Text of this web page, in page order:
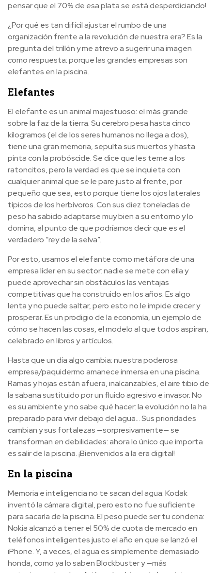
pensar que el 70% de esa plata se está desperdiciando!
¿Por qué es tan difícil ajustar el rumbo de una
organización frente a la revolución de nuestra era? Es la
pregunta del trillón y me atrevo a sugerir una imagen
como respuesta: porque las grandes empresas son
elefantes en la piscina.
Elefantes
El elefante es un animal majestuoso: el más grande
sobre la faz de la tierra. Su cerebro pesa hasta cinco
kilogramos (el de los seres humanos no llega a dos),
tiene una gran memoria, sepulta sus muertos y hasta
pinta con la probóscide. Se dice que les teme a los
ratoncitos, pero la verdad es que se inquieta con
cualquier animal que se le pare justo al frente, por
pequeño que sea, esto porque tiene los ojos laterales
típicos de los herbívoros. Con sus diez toneladas de
peso ha sabido adaptarse muy bien a su entorno y lo
domina, al punto de que podríamos decir que es el
verdadero “rey de la selva”.
Por esto, usamos el elefante como metáfora de una
empresa líder en su sector: nadie se mete con ella y
puede aprovechar sin obstáculos las ventajas
competitivas que ha construido en los años. Es algo
lenta y no puede saltar, pero esto no le impide crecer y
prosperar. Es un prodigio de la economía, un ejemplo de
cómo se hacen las cosas, el modelo al que todos aspiran,
celebrado en libros y artículos.
Hasta que un día algo cambia: nuestra poderosa
empresa/paquidermo amanece inmersa en una piscina.
Ramas y hojas están afuera, inalcanzables, el aire tibio de
la sabana sustituido por un fluido agresivo e invasor. No
es su ambiente y no sabe qué hacer: la evolución no la ha
preparado para vivir debajo del agua… Sus prioridades
cambian y sus fortalezas —sorpresivamente— se
transforman en debilidades: ahora lo único que importa
es salir de la piscina. ¡Bienvenidos a la era digital!
En la piscina
Memoria e inteligencia no te sacan del agua: Kodak
inventó la cámara digital, pero esto no fue suficiente
para sacarla de la piscina. El peso puede ser tu condena:
Nokia alcanzó a tener el 50% de cuota de mercado en
teléfonos inteligentes justo el año en que se lanzó el
iPhone. Y, a veces, el agua es simplemente demasiado
honda, como ya lo saben Blockbuster y —más